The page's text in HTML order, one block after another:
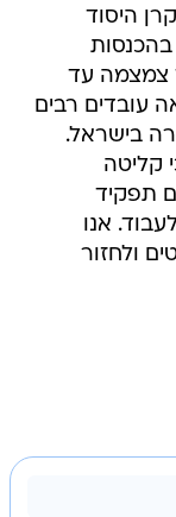
היסוד
בהכנסות
צמצמה עד
עובדים רבים
בישראל.
קליטה
תפקיד
אנו
ולחזור